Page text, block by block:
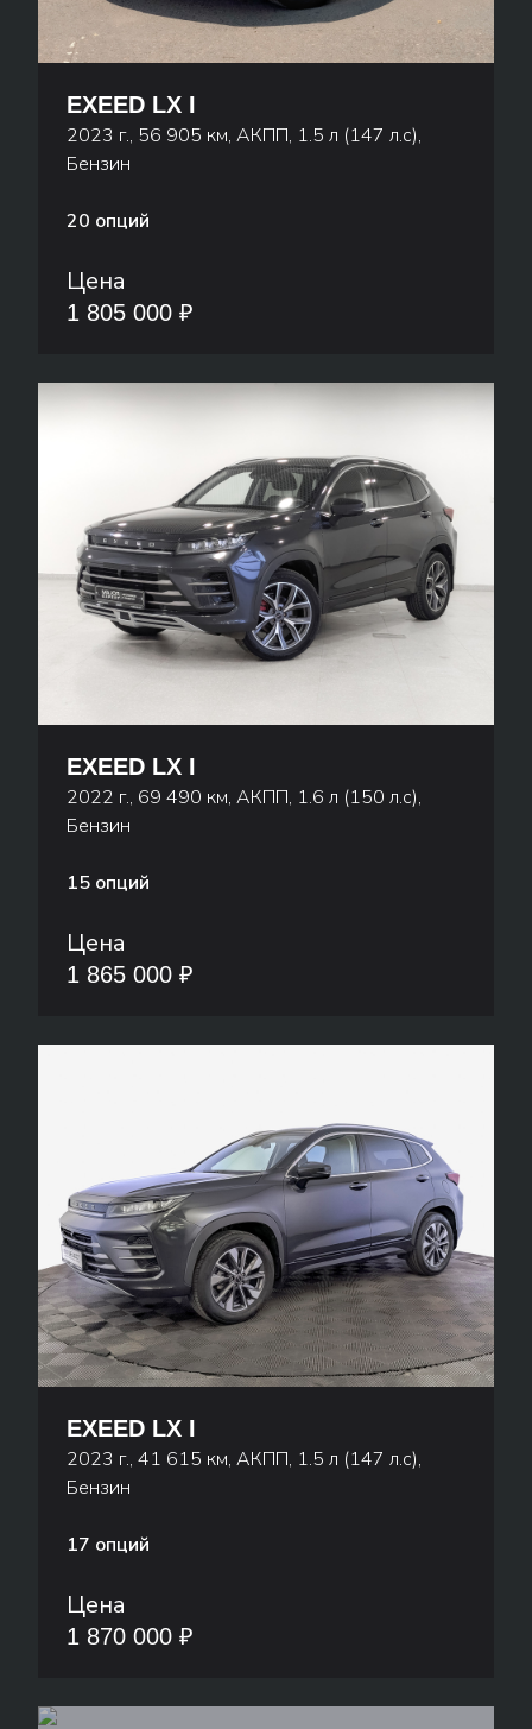
EXEED LX I
2023 г., 56 905 км, АКПП, 1.5 л (147 л.с),
Бензин
20 опций
Цена
1 805 000 ₽
EXEED LX I
2022 г., 69 490 км, АКПП, 1.6 л (150 л.с),
Бензин
15 опций
Цена
1 865 000 ₽
EXEED LX I
2023 г., 41 615 км, АКПП, 1.5 л (147 л.с),
Бензин
17 опций
Цена
1 870 000 ₽